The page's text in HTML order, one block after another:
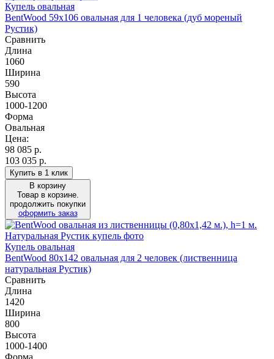
Купель овальная
BentWood 59х106 овальная для 1 человека (дуб мореный
Рустик)
Сравнить
Длина
1060
Ширина
590
Высота
1000-1200
Форма
Овальная
Цена:
98 085 р.
103 035 р.
Купить в 1 клик
В корзину
Товар в корзине.
продолжить покупки
оформить заказ
Купель овальная
BentWood 80х142 овальная для 2 человек (лиственница
натуральная Рустик)
Сравнить
Длина
1420
Ширина
800
Высота
1000-1400
Форма